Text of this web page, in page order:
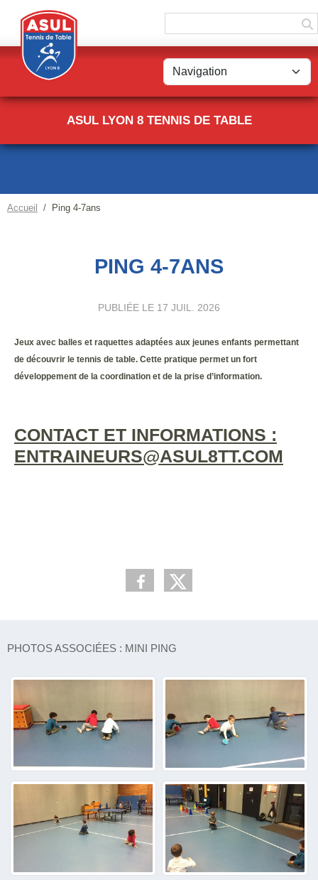
ASUL LYON 8 TENNIS DE TABLE
Accueil Ping 4-7ans
PING 4-7ANS
PUBLIÉE LE 17 JUIL. 2026
Jeux avec balles et raquettes adaptées aux jeunes enfants permettant
de découvrir le tennis de table. Cette pratique permet un fort
développement de la coordination et de la prise d’information.
CONTACT ET INFORMATIONS :
ENTRAINEURS@ASUL8TT.COM
PHOTOS ASSOCIÉES : MINI PING
Panneau de gestion des cookies